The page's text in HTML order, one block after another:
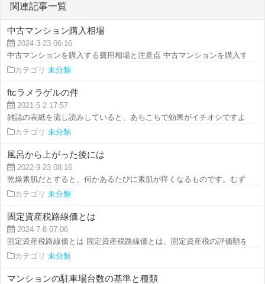
関連記事一覧
中古マンション購入相場
2024-3-23 06:16
中古マンションを購入する費用相場と注意点 中古マンションを購入する
カテゴリ 未分類
ftcラメラゲルの件
2021-5-2 17:57
雑誌の表紙を流し読みしていると、あちこちで効果がイチオシですよね。
カテゴリ 未分類
風呂から上がった後には
2022-9-23 08:16
乾燥素肌だとすると、何かあるたびに素肌が痒くなるものです。むずがゆ
カテゴリ 未分類
固定資産税路線価とは
2024-7-8 07:06
固定資産税路線価とは 固定資産税路線価とは、固定資産税の評価額を算
カテゴリ 未分類
マンションの駐車場台数の基準と種類